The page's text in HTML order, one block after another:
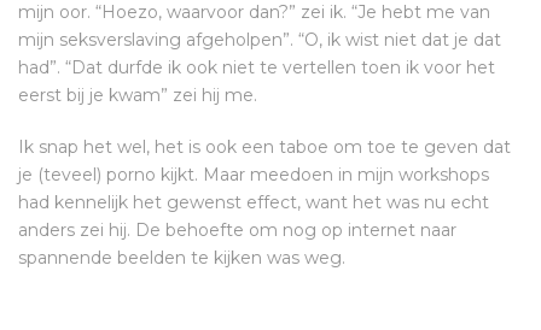
mijn oor. “Hoezo, waarvoor dan?” zei ik. “Je hebt me van
mijn seksverslaving afgeholpen”. “O, ik wist niet dat je dat
had”. “Dat durfde ik ook niet te vertellen toen ik voor het
eerst bij je kwam” zei hij me.
Ik snap het wel, het is ook een taboe om toe te geven dat
je (teveel) porno kijkt. Maar meedoen in mijn workshops
had kennelijk het gewenst effect, want het was nu echt
anders zei hij. De behoefte om nog op internet naar
spannende beelden te kijken was weg.